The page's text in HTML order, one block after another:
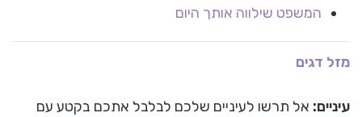
המשפט שילווה אותך היום
מזל דגים
עיניים: אל תרשו לעיניים שלכם לבלבל אתכם בקטע עם